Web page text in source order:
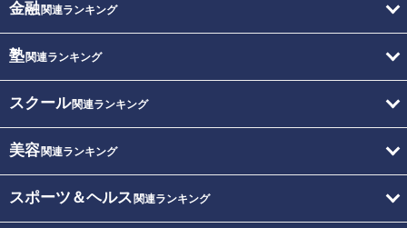
金融関連ランキング
塾関連ランキング
スクール関連ランキング
美容関連ランキング
スポーツ＆ヘルス 関連ランキング